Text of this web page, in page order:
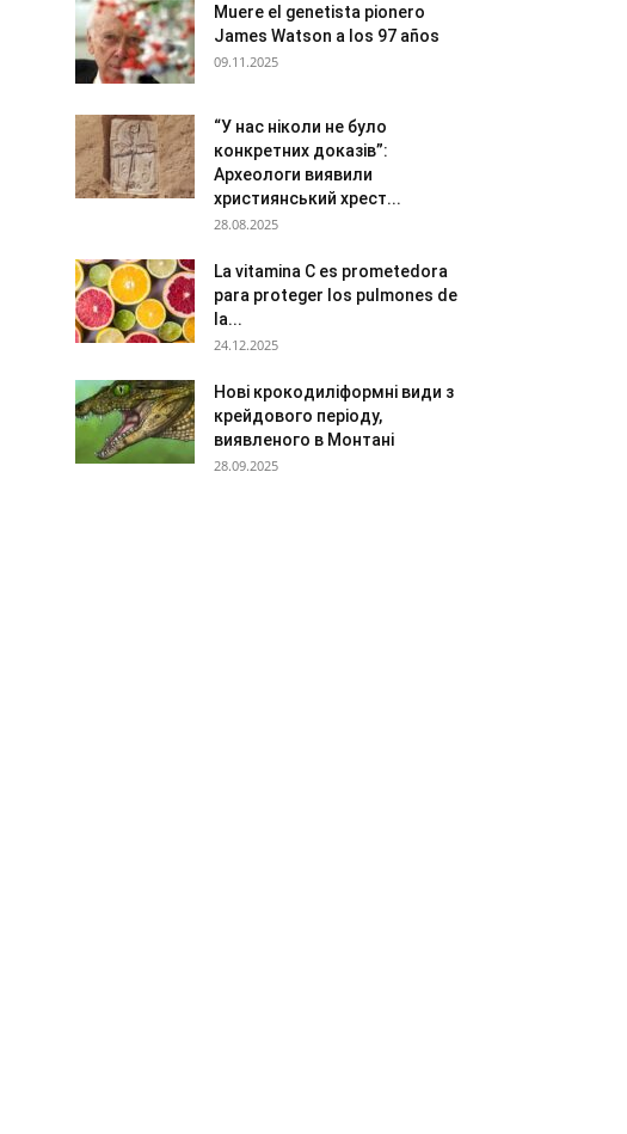
Muere el genetista pionero
James Watson a los 97 años
09.11.2025
“У нас ніколи не було
конкретних доказів”:
Археологи виявили
християнський хрест...
28.08.2025
La vitamina C es prometedora
para proteger los pulmones de
la...
24.12.2025
Нові крокодиліформні види з
крейдового періоду,
виявленого в Монтані
28.09.2025